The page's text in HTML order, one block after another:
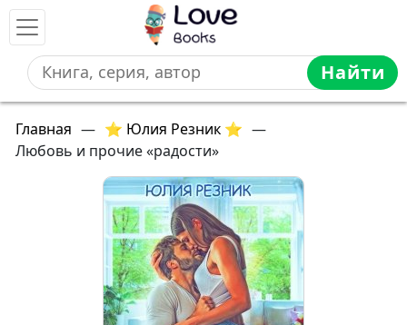
Найти
Главная — ⭐ Юлия Резник ⭐ —
Любовь и прочие «радости»